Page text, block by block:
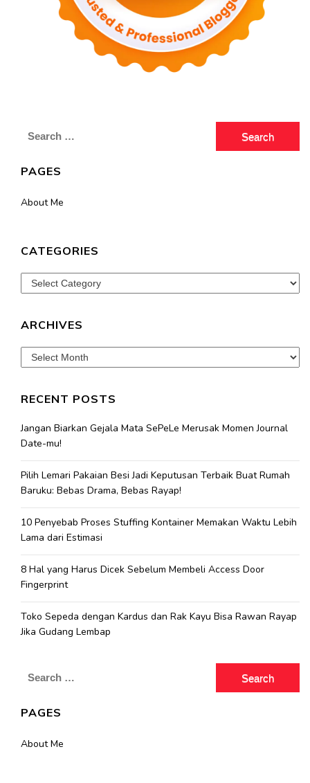
Search
PAGES
About Me
CATEGORIES
Categories
ARCHIVES
Archives
RECENT POSTS
Jangan Biarkan Gejala Mata SePeLe Merusak Momen Journal
Date-mu!
Pilih Lemari Pakaian Besi Jadi Keputusan Terbaik Buat Rumah
Baruku: Bebas Drama, Bebas Rayap!
10 Penyebab Proses Stuffing Kontainer Memakan Waktu Lebih
Lama dari Estimasi
8 Hal yang Harus Dicek Sebelum Membeli Access Door
Fingerprint
Toko Sepeda dengan Kardus dan Rak Kayu Bisa Rawan Rayap
Jika Gudang Lembap
Search
PAGES
About Me